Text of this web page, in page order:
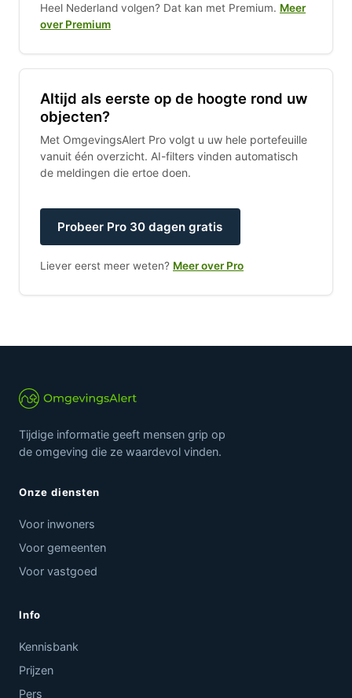
Heel Nederland volgen? Dat kan met Premium. Meer
over Premium
Altijd als eerste op de hoogte rond uw
objecten?
Met OmgevingsAlert Pro volgt u uw hele portefeuille
vanuit één overzicht. AI-filters vinden automatisch
de meldingen die ertoe doen.
Probeer Pro 30 dagen gratis
Liever eerst meer weten? Meer over Pro
Tijdige informatie geeft mensen grip op
de omgeving die ze waardevol vinden.
Onze diensten
Voor inwoners
Voor gemeenten
Voor vastgoed
Info
Kennisbank
Prijzen
Pers